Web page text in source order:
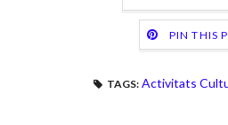
PIN THIS
TAGS: Activitats